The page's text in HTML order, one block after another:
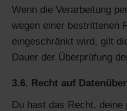
Wenn die Verarbeitung
wegen einer bestrittenen
eingeschränkt wird, gilt
Dauer der Überprüfung
3.6. Recht auf
Du hast das Recht, deine